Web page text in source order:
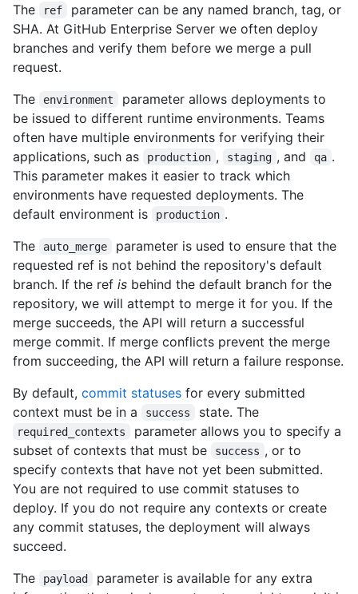
"https://github.com/images/error/octocat_happy.gif",
      "gravatar_id": "",
      "url": "https://HOSTNAME/users/octocat",
      "html_url": "https://github.com/octocat",
"https://HOSTNAME/users/octocat/followers",
      "following_url":
      "gists_url":
"https://HOSTNAME/users/octocat/gists{/gist_id}",
      "starred_url":
"https://HOSTNAME/users/octocat/starred{/owner}{/repo}",
      "subscriptions_url":
"https://HOSTNAME/users/octocat/subscriptions",
      "organizations_url":
"https://HOSTNAME/users/octocat/orgs",
      "repos_url": "https://HOSTNAME/users/octocat/repos",
      "events_url":
"https://HOSTNAME/users/octocat/events{/privacy}",
      "received_events_url":
"https://HOSTNAME/users/octocat/received_events",
      "type": "User",
      "site_admin": false
    "created_at": "2012-07-20T01:19:13Z",
    "updated_at": "2012-07-20T01:19:13Z",
    "statuses_url":
"https://HOSTNAME/repos/octocat/example/deployments/1/
    "transient_environment": false,
    "production_environment": true
  }
]
The
ref
parameter can be any named branch, tag, or
SHA. At GitHub Enterprise Server we often deploy
branches and verify them before we merge a pull
request.
The
environment
parameter allows deployments to
be issued to different runtime environments. Teams
often have multiple environments for verifying their
applications, such as
production , staging , and qa .
This parameter makes it easier to track which
environments have requested deployments. The
default environment is
production .
The
auto_merge
parameter is used to ensure that the
requested ref is not behind the repository's default
branch. If the ref is behind the default branch for the
repository, we will attempt to merge it for you. If the
merge succeeds, the API will return a successful
merge commit. If merge conflicts prevent the merge
from succeeding, the API will return a failure response.
By default, commit statuses for every submitted
context must be in a
success state. The
required_contexts
parameter allows you to specify a
subset of contexts that must be
success , or to
specify contexts that have not yet been submitted.
You are not required to use commit statuses to
deploy. If you do not require any contexts or create
any commit statuses, the deployment will always
succeed.
The
payload
parameter is available for any extra